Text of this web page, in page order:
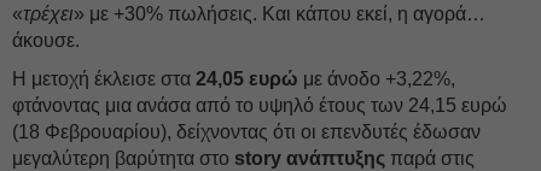
«τρέχει» με +30% πωλήσεις. Και κάπου εκεί, η αγορά…
άκουσε.
Η μετοχή έκλεισε στα 24,05 ευρώ με άνοδο +3,22%,
φτάνοντας μια ανάσα από το υψηλό έτους των 24,15 ευρώ
(18 Φεβρουαρίου), δείχνοντας ότι οι επενδυτές έδωσαν
μεγαλύτερη βαρύτητα στο story ανάπτυξης παρά στις